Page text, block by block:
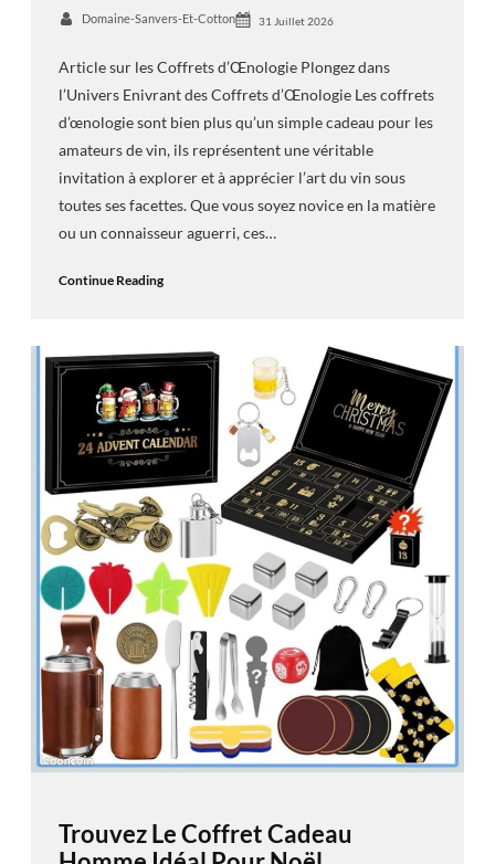
Domaine-Sanvers-Et-Cotton 31 Juillet 2026
Article sur les Coffrets d’Œnologie Plongez dans
l’Univers Enivrant des Coffrets d’Œnologie Les coffrets
d’œnologie sont bien plus qu’un simple cadeau pour les
amateurs de vin, ils représentent une véritable
invitation à explorer et à apprécier l’art du vin sous
toutes ses facettes. Que vous soyez novice en la matière
ou un connaisseur aguerri, ces…
Continue Reading
Trouvez Le Coffret Cadeau